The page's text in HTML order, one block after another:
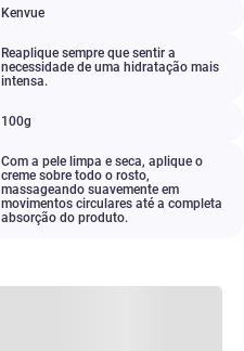
Kenvue
Reaplique sempre que sentir a
necessidade de uma hidratação mais
intensa.
100g
Com a pele limpa e seca, aplique o
creme sobre todo o rosto,
massageando suavemente em
movimentos circulares até a completa
absorção do produto.